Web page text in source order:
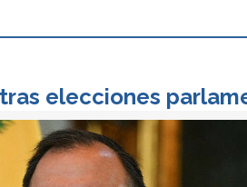
elecciones